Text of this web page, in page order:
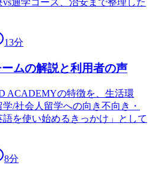
通学コース、治安まで整理した
13分
ムの解説と利用者の声
ACADEMYの特徴を、生活環
/社会人留学への向き不向き・
を使い始めるきっかけ」として
8分